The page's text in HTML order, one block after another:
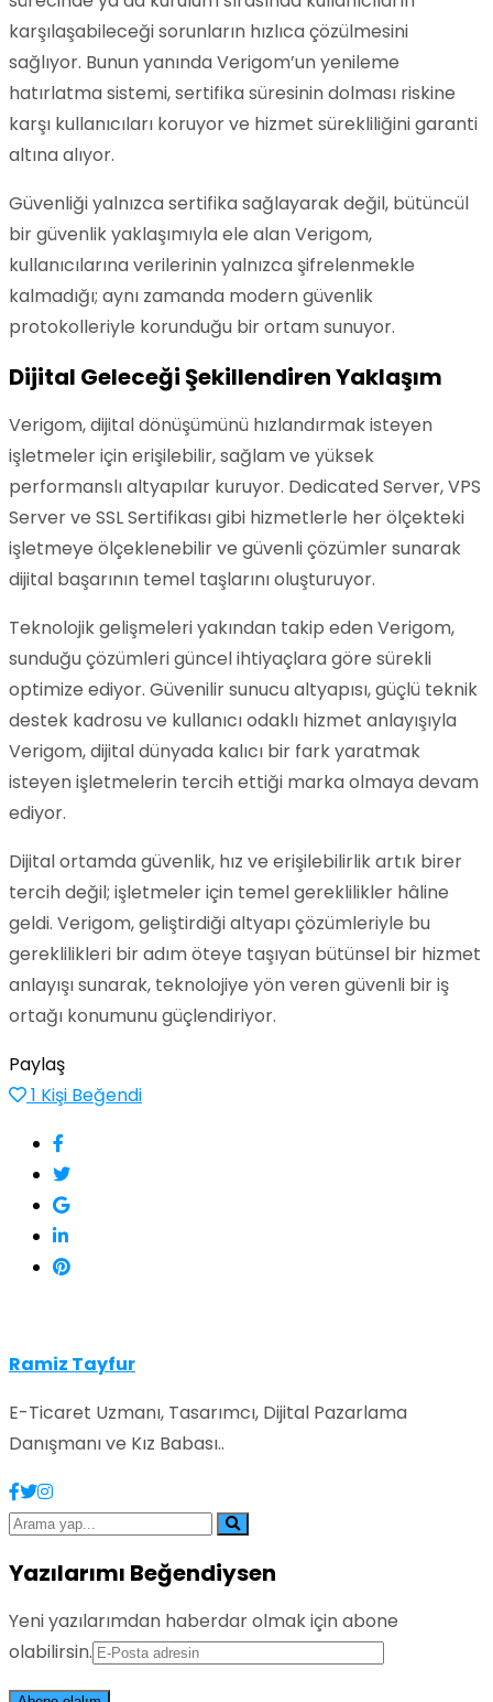
karşılaşabileceği sorunların hızlıca çözülmesini
sağlıyor. Bunun yanında Verigom’un yenileme
hatırlatma sistemi, sertifika süresinin dolması riskine
karşı kullanıcıları koruyor ve hizmet sürekliliğini garanti
altına alıyor.
Güvenliği yalnızca sertifika sağlayarak değil, bütüncül
bir güvenlik yaklaşımıyla ele alan Verigom,
kullanıcılarına verilerinin yalnızca şifrelenmekle
kalmadığı; aynı zamanda modern güvenlik
protokolleriyle korunduğu bir ortam sunuyor.
Dijital Geleceği Şekillendiren Yaklaşım
Verigom, dijital dönüşümünü hızlandırmak isteyen
işletmeler için erişilebilir, sağlam ve yüksek
performanslı altyapılar kuruyor. Dedicated Server, VPS
Server ve SSL Sertifikası gibi hizmetlerle her ölçekteki
işletmeye ölçeklenebilir ve güvenli çözümler sunarak
dijital başarının temel taşlarını oluşturuyor.
Teknolojik gelişmeleri yakından takip eden Verigom,
sunduğu çözümleri güncel ihtiyaçlara göre sürekli
optimize ediyor. Güvenilir sunucu altyapısı, güçlü teknik
destek kadrosu ve kullanıcı odaklı hizmet anlayışıyla
Verigom, dijital dünyada kalıcı bir fark yaratmak
isteyen işletmelerin tercih ettiği marka olmaya devam
ediyor.
Dijital ortamda güvenlik, hız ve erişilebilirlik artık birer
tercih değil; işletmeler için temel gereklilikler hâline
geldi. Verigom, geliştirdiği altyapı çözümleriyle bu
gereklilikleri bir adım öteye taşıyan bütünsel bir hizmet
anlayışı sunarak, teknolojiye yön veren güvenli bir iş
ortağı konumunu güçlendiriyor.
Paylaş
1 Kişi Beğendi
Ramiz Tayfur
E-Ticaret Uzmanı, Tasarımcı, Dijital Pazarlama
Danışmanı ve Kız Babası..
Yazılarımı Beğendiysen
Yeni yazılarımdan haberdar olmak için abone
olabilirsin.